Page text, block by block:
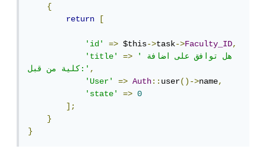
{
return
[
'id' => $this->task->Faculty_ID,
'title'
=>
'هل توافق على اضافة
كلية من قبل:',
'User'
=> Auth::user()->name,
'state'
=>
0
];
}
}